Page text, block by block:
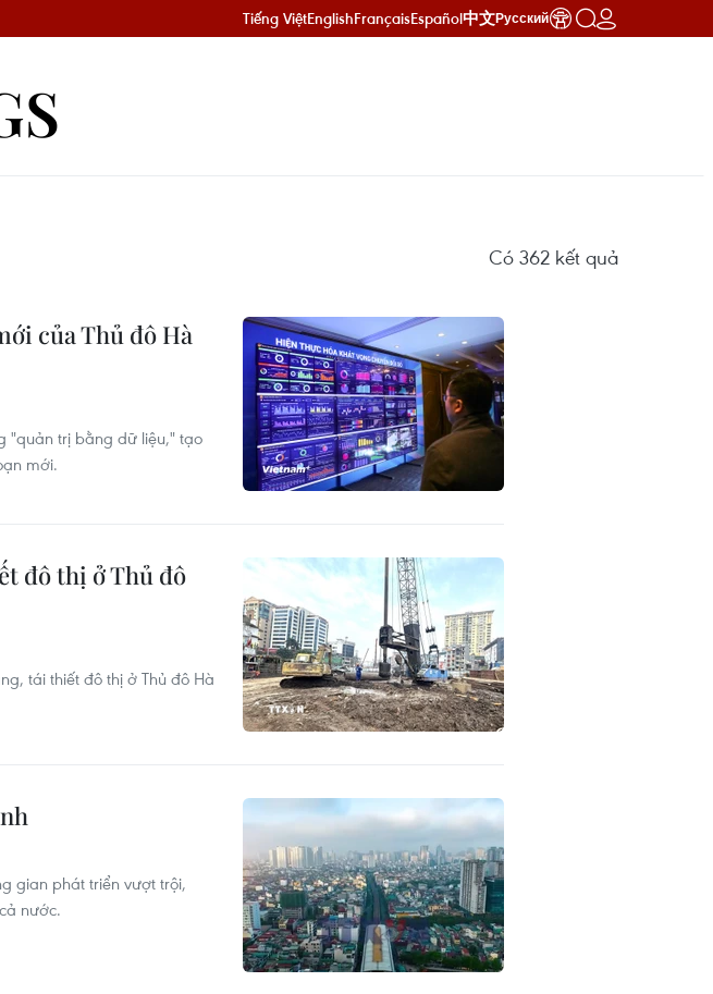
Tiếng ViệtEnglishFrançaisEspañol中文Русский
Có 362 kết quả
của Thủ đô Hà
"quản trị bằng dữ liệu," tạo
mới.
đô thị ở Thủ đô
tái thiết đô thị ở Thủ đô Hà
gian phát triển vượt trội,
nước.